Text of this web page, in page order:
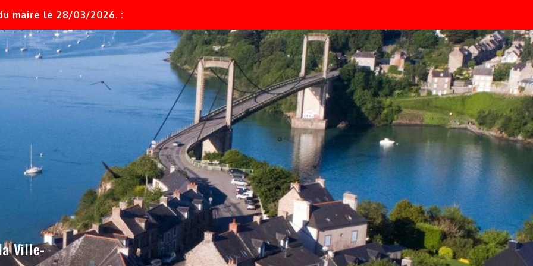
maire le 28/03/2026. :
Ville-